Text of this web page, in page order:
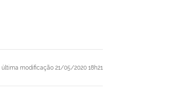
última modificação21/05/2020 18h21